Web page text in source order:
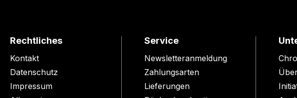
Rechtliches
Kontakt
Datenschutz
Impressum
Service
Newsletteranmeldung
Zahlungsarten
Lieferungen